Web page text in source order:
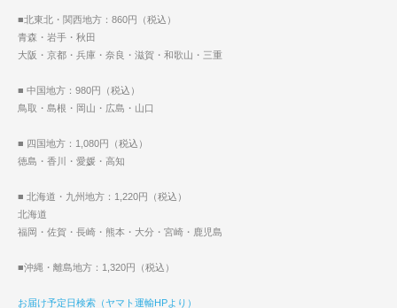
■北東北・関西地方：860円（税込）
青森・岩手・秋田
大阪・京都・兵庫・奈良・滋賀・和歌山・三重
■ 中国地方：980円（税込）
鳥取・島根・岡山・広島・山口
■ 四国地方：1,080円（税込）
徳島・香川・愛媛・高知
■ 北海道・九州地方：1,220円（税込）
北海道
福岡・佐賀・長崎・熊本・大分・宮崎・鹿児島
■沖縄・離島地方：1,320円（税込）
お届け予定日検索（ヤマト運輸HPより）